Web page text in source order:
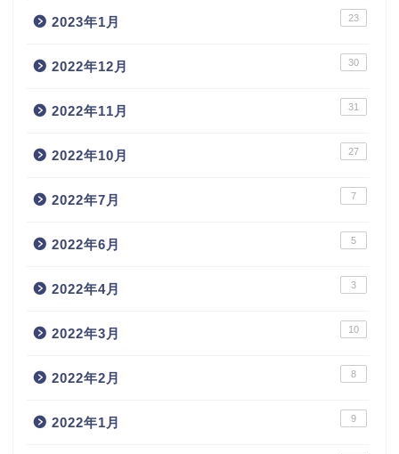
2023年1月 23
2022年12月 30
2022年11月 31
2022年10月 27
2022年7月 7
2022年6月 5
2022年4月 3
2022年3月 10
2022年2月 8
2022年1月 9